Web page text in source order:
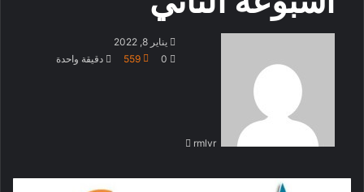
rmlvr
أرسل
بريدا
يناير 8, 2022
0
559 دقيقة واحدة